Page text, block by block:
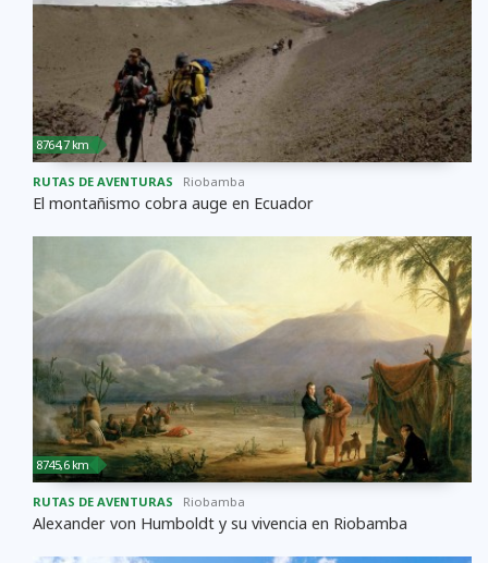
8764,7 km
RUTAS DE AVENTURAS Riobamba
El montañismo cobra auge en Ecuador
8745,6 km
RUTAS DE AVENTURAS Riobamba
Alexander von Humboldt y su vivencia en Riobamba